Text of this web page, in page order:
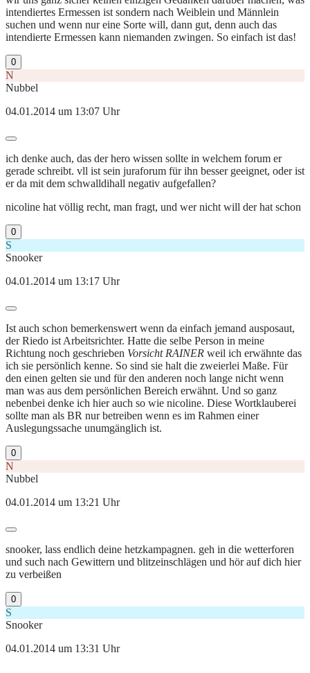
intendiertes Ermessen ist sondern nach Weiblein und Männlein
suchen und wenn nur eine Sorte will, dann gut, denn auch das
intendierte Ermessen kann niemanden zwingen. So einfach ist das!
0
N
Nubbel
04.01.2014 um 13:07 Uhr
ich denke auch, das der hero wissen sollte in welchem forum er
gerade schreibt. vll ist sein juraforum für ihn besser geeignet, oder ist
er da mit dem schwalldihall negativ aufgefallen?
nicoline hat völlig recht, man fragt, und wer nicht will der hat schon
0
S
Snooker
04.01.2014 um 13:17 Uhr
Ist auch schon bemerkenswert wenn da einfach jemand ausposaut,
der Riedo ist Arbeitsrichter. Hatte die selbe Person in meine
Richtung noch geschrieben Vorsicht RAINER weil ich erwähnte das
ich sie persönlich kenne. So sind sie halt die zweierlei Maße. Für
den einen gelten sie und für den anderen noch lange nicht wenn
man was aus dem persönlichen Bereich erwähnt. Und so ganz
nebenbei denke ich hier auch so wie nicoline. Diese Wortklauberei
sollte man als BR nur betreiben wenn es im Rahmen einer
Auslegungssache unumgänglich ist.
0
N
Nubbel
04.01.2014 um 13:21 Uhr
snooker, lass endlich deine hetzkampagnen. geh in die wetterforen
und such nach Gewittern und blitzeinschlägen und hör auf dich hier
zu verbeißen
0
S
Snooker
04.01.2014 um 13:31 Uhr